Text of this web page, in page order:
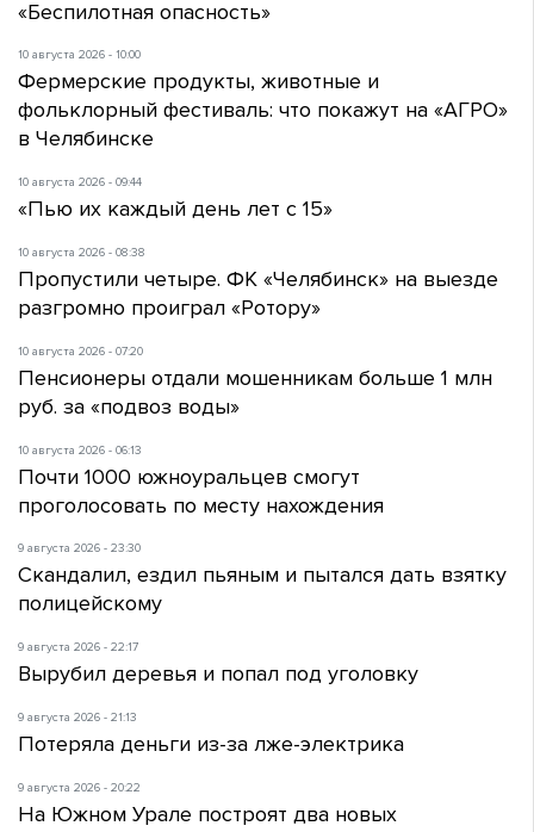
«Беспилотная опасность»
10 августа 2026 - 10:00
Фермерские продукты, животные и
фольклорный фестиваль: что покажут на «АГРО»
в Челябинске
10 августа 2026 - 09:44
«Пью их каждый день лет с 15»
10 августа 2026 - 08:38
Пропустили четыре. ФК «Челябинск» на выезде
разгромно проиграл «Ротору»
10 августа 2026 - 07:20
Пенсионеры отдали мошенникам больше 1 млн
руб. за «подвоз воды»
10 августа 2026 - 06:13
Почти 1000 южноуральцев смогут
проголосовать по месту нахождения
9 августа 2026 - 23:30
Скандалил, ездил пьяным и пытался дать взятку
полицейскому
9 августа 2026 - 22:17
Вырубил деревья и попал под уголовку
9 августа 2026 - 21:13
Потеряла деньги из-за лже-электрика
9 августа 2026 - 20:22
На Южном Урале построят два новых